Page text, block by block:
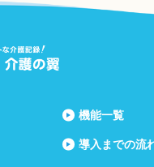
機能一覧
導入までの流